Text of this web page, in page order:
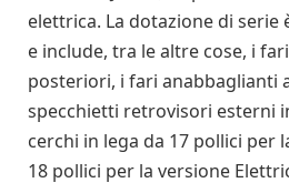
elettrica. La dotazione di
e include, tra le altre cose, i
posteriori, i fari anabbaglianti
specchietti retrovisori esterni
cerchi in lega da 17 pollici per
18 pollici per la versione